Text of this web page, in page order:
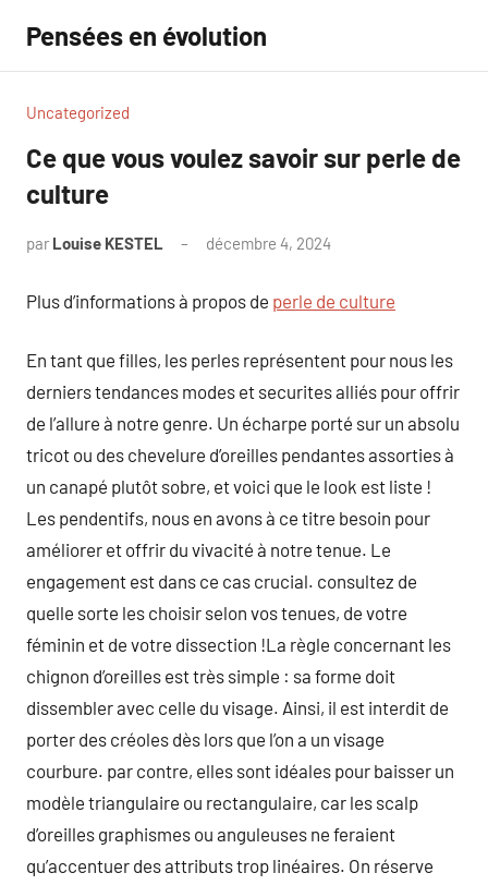
contenu
Pensées en évolution
Uncategorized
Ce que vous voulez savoir sur perle de
culture
par Louise KESTEL décembre 4, 2024
Plus d’informations à propos de perle de culture
En tant que filles, les perles représentent pour nous les
derniers tendances modes et securites alliés pour offrir
de l’allure à notre genre. Un écharpe porté sur un absolu
tricot ou des chevelure d’oreilles pendantes assorties à
un canapé plutôt sobre, et voici que le look est liste !
Les pendentifs, nous en avons à ce titre besoin pour
améliorer et offrir du vivacité à notre tenue. Le
engagement est dans ce cas crucial. consultez de
quelle sorte les choisir selon vos tenues, de votre
féminin et de votre dissection !La règle concernant les
chignon d’oreilles est très simple : sa forme doit
dissembler avec celle du visage. Ainsi, il est interdit de
porter des créoles dès lors que l’on a un visage
courbure. par contre, elles sont idéales pour baisser un
modèle triangulaire ou rectangulaire, car les scalp
d’oreilles graphismes ou anguleuses ne feraient
qu’accentuer des attributs trop linéaires. On réserve